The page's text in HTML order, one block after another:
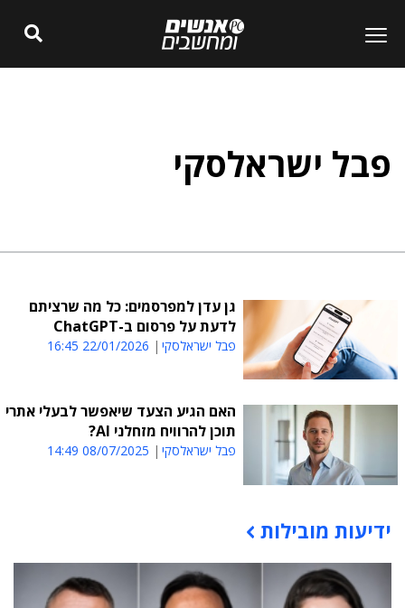
פבל ישראלסקי
גן עדן למפרסמים: כל מה שרציתם
לדעת על פרסום ב-ChatGPT
פבל ישראלסקי 22/01/2026 16:45
האם הגיע הצעד שיאפשר לבעלי אתרי
תוכן להרוויח מזחלני AI?
פבל ישראלסקי 08/07/2025 14:49
תוכן פרסומי
ידיעות מובילות